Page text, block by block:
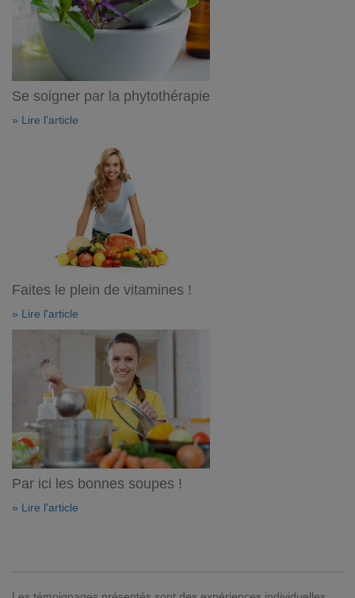
Se soigner par la phytothérapie
» Lire l'article
Faites le plein de vitamines !
» Lire l'article
Par ici les bonnes soupes !
» Lire l'article